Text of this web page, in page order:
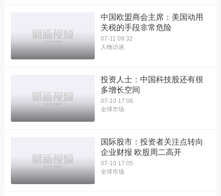
中国欧盟商会主席：美国动用
关税的手段非常危险
07-11 09:32
人物访谈
投资人士：中国科技股还有很
多增长空间
07-10 17:06
全球市场
国际股市：投资者关注点转向
企业财报 欧股周二高开
07-10 17:05
全球市场